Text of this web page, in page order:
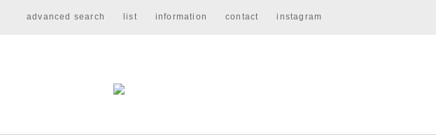
advanced search list information contact instagram